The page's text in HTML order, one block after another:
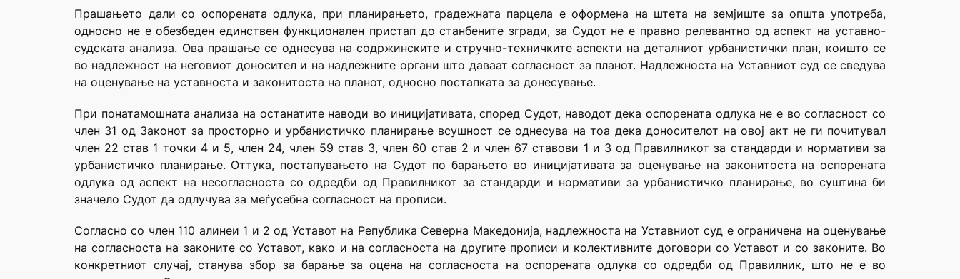
Прашањето дали со оспорената одлука, при планирањето, градежната парцела е оформена на штета на земјиште за општа употреба,
односно не е обезбеден единствен функционален пристап до станбените згради, за Судот не е правно релевантно од аспект на уставно-
судската анализа. Ова прашање се однесува на содржинските и стручно-техничките аспекти на деталниот урбанистички план, коишто се
во надлежност на неговиот доносител и на надлежните органи што даваат согласност за планот. Надлежноста на Уставниот суд се сведува
на оценување на уставноста и законитоста на планот, односно постапката за донесување.
При понатамошната анализа на останатите наводи во иницијативата, според Судот, наводот дека оспорената одлука не е во согласност со
член 31 од Законот за просторно и урбанистичко планирање всушност се однесува на тоа дека доносителот на овој акт не ги почитувал
член 22 став 1 точки 4 и 5, член 24, член 59 став 3, член 60 став 2 и член 67 ставови 1 и 3 од Правилникот за стандарди и нормативи за
урбанистичко планирање. Оттука, постапувањето на Судот по барањето во иницијативата за оценување на законитоста на оспорената
одлука од аспект на несогласноста со одредби од Правилникот за стандарди и нормативи за урбанистичко планирање, во суштина би
значело Судот да одлучува за меѓусебна согласност на прописи.
Согласно со член 110 алинеи 1 и 2 од Уставот на Република Северна Македонија, надлежноста на Уставниот суд е ограничена на оценување
на согласноста на законите со Уставот, како и на согласноста на другите прописи и колективните договори со Уставот и со законите. Во
конкретниот случај, станува збор за барање за оцена на согласноста на оспорената одлука со одредби од Правилник, што не е во